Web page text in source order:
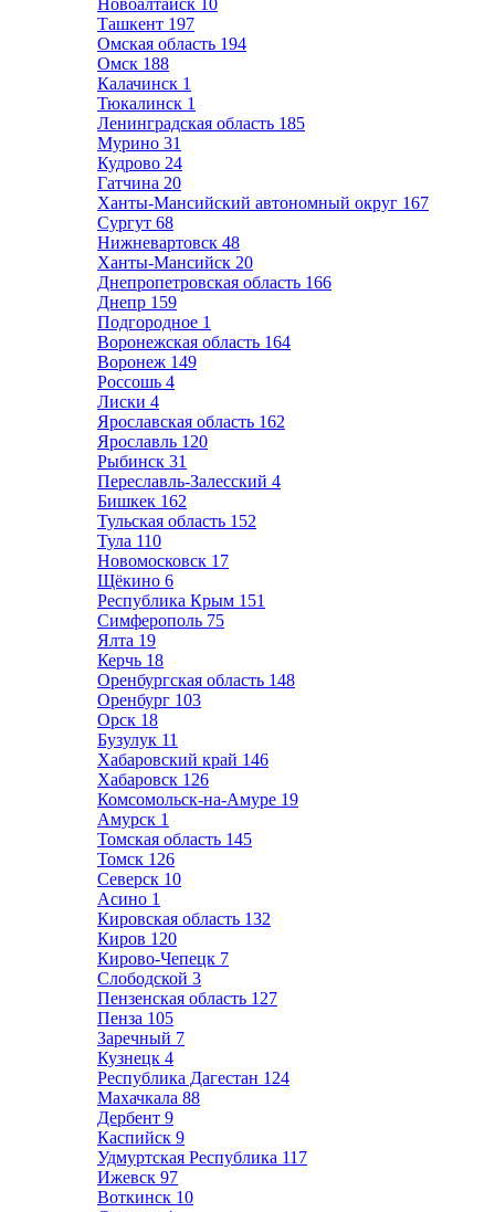
Новоалтайск 10
Ташкент 197
Омская область 194
Омск 188
Калачинск 1
Тюкалинск 1
Ленинградская область 185
Мурино 31
Кудрово 24
Гатчина 20
Ханты-Мансийский автономный округ 167
Сургут 68
Нижневартовск 48
Ханты-Мансийск 20
Днепропетровская область 166
Днепр 159
Подгородное 1
Воронежская область 164
Воронеж 149
Россошь 4
Лиски 4
Ярославская область 162
Ярославль 120
Рыбинск 31
Переславль-Залесский 4
Бишкек 162
Тульская область 152
Тула 110
Новомосковск 17
Щёкино 6
Республика Крым 151
Симферополь 75
Ялта 19
Керчь 18
Оренбургская область 148
Оренбург 103
Орск 18
Бузулук 11
Хабаровский край 146
Хабаровск 126
Комсомольск-на-Амуре 19
Амурск 1
Томская область 145
Томск 126
Северск 10
Асино 1
Кировская область 132
Киров 120
Кирово-Чепецк 7
Слободской 3
Пензенская область 127
Пенза 105
Заречный 7
Кузнецк 4
Республика Дагестан 124
Махачкала 88
Дербент 9
Каспийск 9
Удмуртская Республика 117
Ижевск 97
Воткинск 10